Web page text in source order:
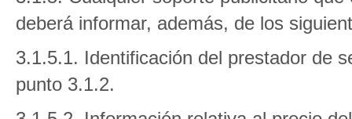
deberá informar, además, de los
3.1.5.1. Identificación del prestador de
punto 3.1.2.